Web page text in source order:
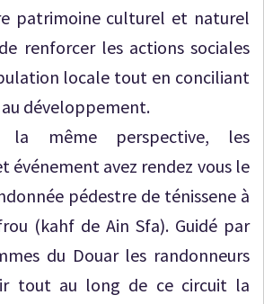
patrimoine culturel et naturel
renforcer les actions sociales
locale tout en conciliant
développement.
la même perspective, les
événement avez rendez vous le
pédestre de ténissene à
(kahf de Ain Sfa). Guidé par
du Douar les randonneurs
tout au long de ce circuit la